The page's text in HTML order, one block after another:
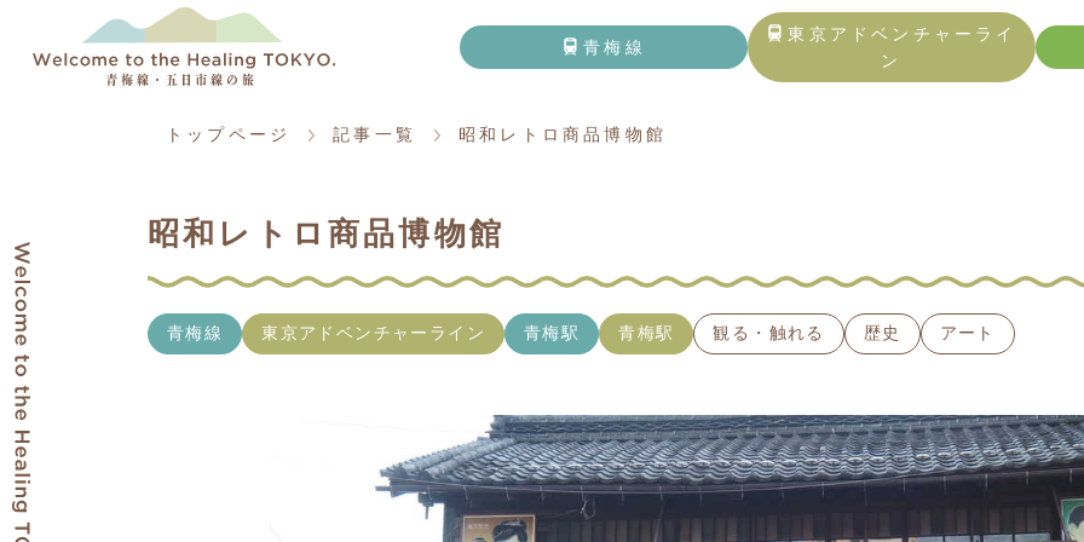
青梅線
東京アドベンチャーライ
ン
トップページ
遊ぶ・体験する
トップページ 記事一覧 昭和レトロ商品博物館
昭和レトロ商品博物館
青梅線 東京アドベンチャーライン 青梅駅 青梅駅 観る・触れる 歴史 アート